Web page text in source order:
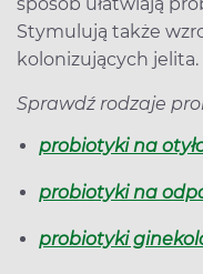
Stymulują także
kolonizujących jelita.
Sprawdź rodzaje
probiotyki na
probiotyki na
probiotyki